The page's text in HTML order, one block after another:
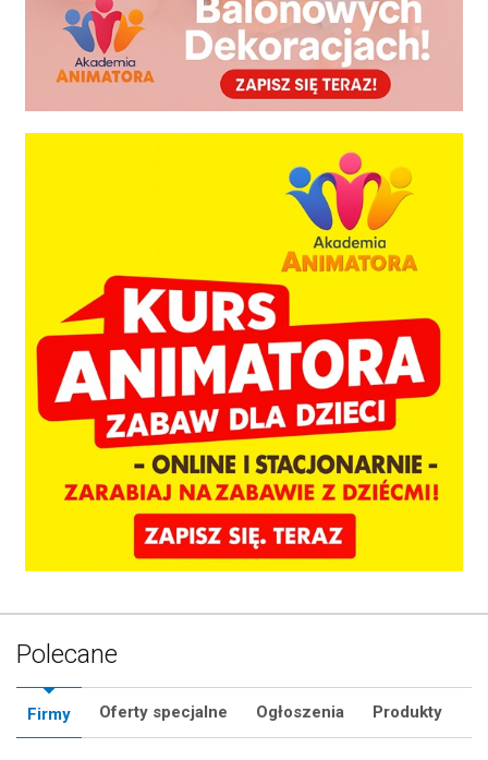
Polecane
Firmy Oferty specjalne Ogłoszenia Produkty